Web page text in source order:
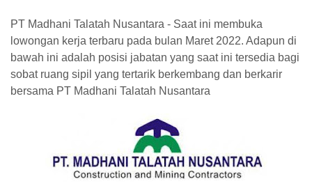
PT Madhani Talatah Nusantara - Saat ini membuka
lowongan kerja terbaru pada bulan Maret 2022. Adapun di
bawah ini adalah posisi jabatan yang saat ini tersedia bagi
sobat ruang sipil yang tertarik berkembang dan berkarir
bersama PT Madhani Talatah Nusantara